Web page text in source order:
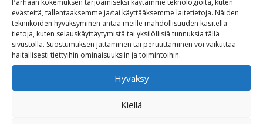
Parhaan kokemuksen tarjoamiseksi käytämme teknologioita, kuten
evästeitä, tallentaaksemme ja/tai käyttääksemme laitetietoja. Näiden
tekniikoiden hyväksyminen antaa meille mahdollisuuden käsitellä
tietoja, kuten selauskäyttäytymistä tai yksilöllisiä tunnuksia tällä
sivustolla. Suostumuksen jättäminen tai peruuttaminen voi vaikuttaa
haitallisesti tiettyihin ominaisuuksiin ja toimintoihin.
Hyväksy
Kiellä
116,40€